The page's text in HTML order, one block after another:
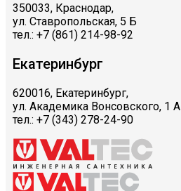
350033, Краснодар,
ул. Ставропольская, 5 Б
тел.: +7 (861) 214-98-92
Екатеринбург
620016, Екатеринбург,
ул. Академика Вонсовского, 1 А
тел.: +7 (343) 278-24-90